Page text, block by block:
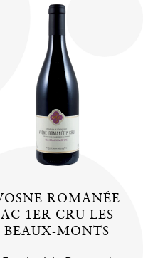
ROMANÉE
AC 1ER CRU LES
BEAUX-MONTS